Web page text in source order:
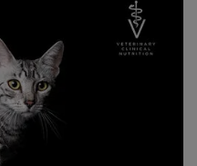
PLAN®
DIETS
diseñada para cubrir
y gatos con trastornos
al manejo nutricional.